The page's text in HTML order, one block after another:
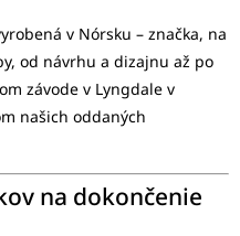
v Nórsku – značka, na
od návrhu a dizajnu až po
závode v Lyngdale v
našich oddaných
na dokončenie